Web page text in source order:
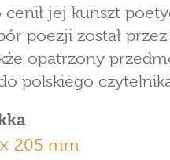
jej kunszt
poezji został
opatrzony
polskiego
205 mm